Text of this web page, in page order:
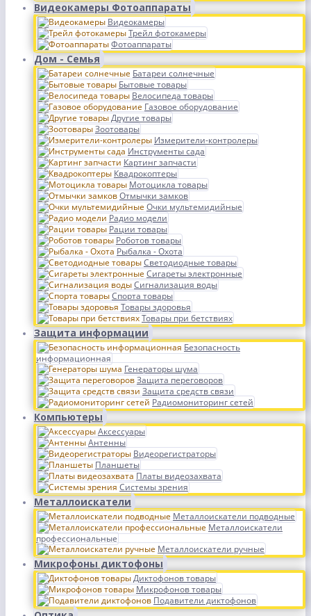
Видеокамеры Фотоаппараты
Видеокамеры
Трейл фотокамеры
Фотоаппараты
Дом - Семья
Батареи солнечные
Бытовые товары
Велосипеда товары
Газовое оборудование
Другие товары
Зоотовары
Измерители-контролеры
Инструменты сада
Картинг запчасти
Квадрокоптеры
Мотоцикла товары
Отмычки замков
Очки мультемидийные
Радио модели
Рации товары
Роботов товары
Рыбалка - Охота
Светодиодные товары
Сигареты электронные
Сигнализация воды
Спорта товары
Товары здоровья
Товары при бетствиях
Защита информации
Безопасность
информационная
Генераторы шума
Защита переговоров
Защита средств связи
Радиомониторинг сетей
Компьютеры
Аксессуары
Антенны
Видеорегистраторы
Планшеты
Платы видеозахвата
Системы зрения
Металлоискатели
Металлоискатели подводные
Металлоискатели
профессиональные
Металлоискатели ручные
Микрофоны диктофоны
Диктофонов товары
Микрофонов товары
Подавители диктофонов